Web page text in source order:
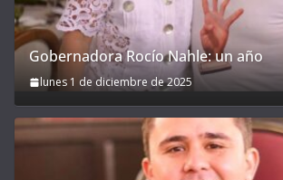
Gobernadora Rocío Nahle: un año
lunes 1 de diciembre de 2025